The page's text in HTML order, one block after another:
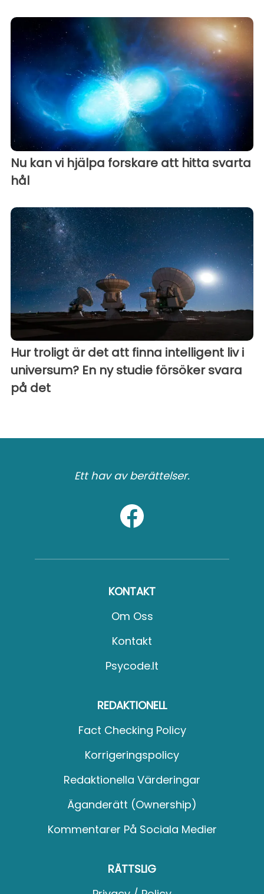
Nu kan vi hjälpa forskare att hitta svarta
hål
Hur troligt är det att finna intelligent liv i
universum? En ny studie försöker svara
på det
Ett hav av berättelser.
KONTAKT
Om Oss
Kontakt
Psycode.it
REDAKTIONELL
Fact Checking Policy
Korrigeringspolicy
Redaktionella Värderingar
Äganderätt (Ownership)
Kommentarer På Sociala Medier
RÄTTSLIG